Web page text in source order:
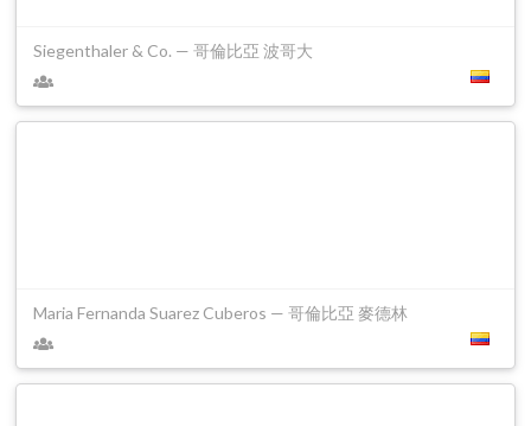
Siegenthaler & Co. — 哥倫比亞 波哥大
Maria Fernanda Suarez Cuberos — 哥倫比亞 麥德林